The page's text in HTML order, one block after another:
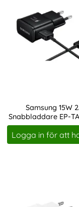
Samsung 15W
Snabbladdare EP-
inkl. 1m USB-C
Art. nr 13866
Logga in för att